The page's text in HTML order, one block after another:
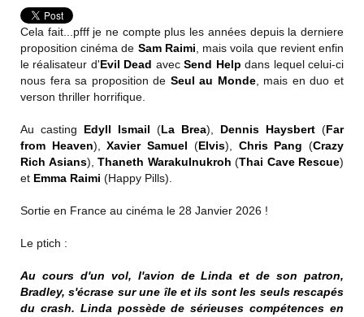
Cela fait...pfff je ne compte plus les années depuis la derniere
proposition cinéma de Sam Raimi , mais voila que revient enfin
le réalisateur d'Evil Dead avecSend Help dans lequel celui-ci
nous fera sa proposition de Seul au Monde, mais en duo et
verson thriller horrifique.
Au casting Edyll Ismail (La Brea), Dennis Haysbert (Far
from Heaven),Xavier Samuel (Elvis), Chris Pang (Crazy
Rich Asians), Thaneth Warakulnukroh (Thai Cave Rescue)
et Emma Raimi (Happy Pills).
Sortie en France au cinéma le 28 Janvier 2026 !
Le ptich :
Au cours d'un vol, l'avion de Linda et de son patron,
Bradley, s'écrase sur une île et ils sont les seuls rescapés
du crash. Linda possède de sérieuses compétences en